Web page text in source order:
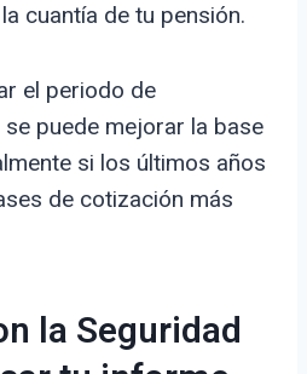
cuantía de tu pensión.
el periodo de
puede mejorar la base
si los últimos años
de cotización más
la Seguridad